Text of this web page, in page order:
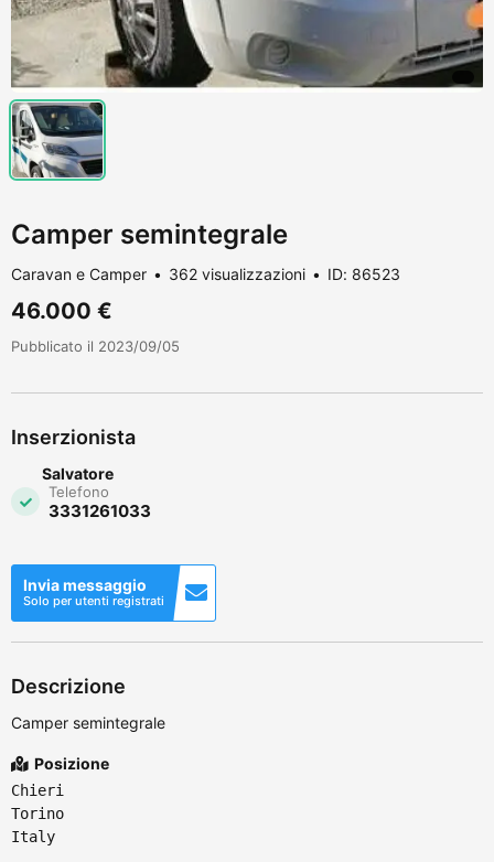
Camper semintegrale
Caravan e Camper 362 visualizzazioni ID: 86523
46.000 €
Pubblicato il 2023/09/05
Inserzionista
Salvatore
Telefono
3331261033
Invia messaggio
Solo per utenti registrati
Descrizione
Camper semintegrale
Posizione
Chieri
Torino
Italy